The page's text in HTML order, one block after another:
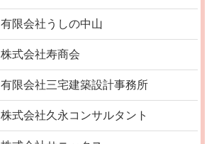
有限会社うしの中山
株式会社寿商会
有限会社三宅建築設計事務所
株式会社久永コンサルタント